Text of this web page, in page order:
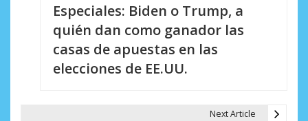
Especiales: Biden o Trump, a
quién dan como ganador las
casas de apuestas en las
elecciones de EE.UU.
Next Article